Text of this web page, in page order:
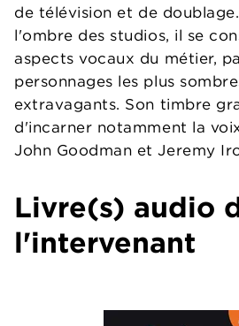
de télévision et de
l'ombre des studios, il se
aspects vocaux du métier,
personnages les plus
extravagants. Son timbre
d'incarner notamment la
John Goodman et Jeremy
Livre(s) audio
l'intervenant